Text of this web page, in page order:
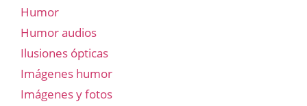
Humor
Humor audios
Ilusiones ópticas
Imágenes humor
Imágenes y fotos